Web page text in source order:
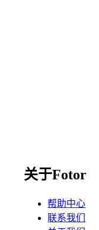
关于Fotor
帮助中心
联系我们